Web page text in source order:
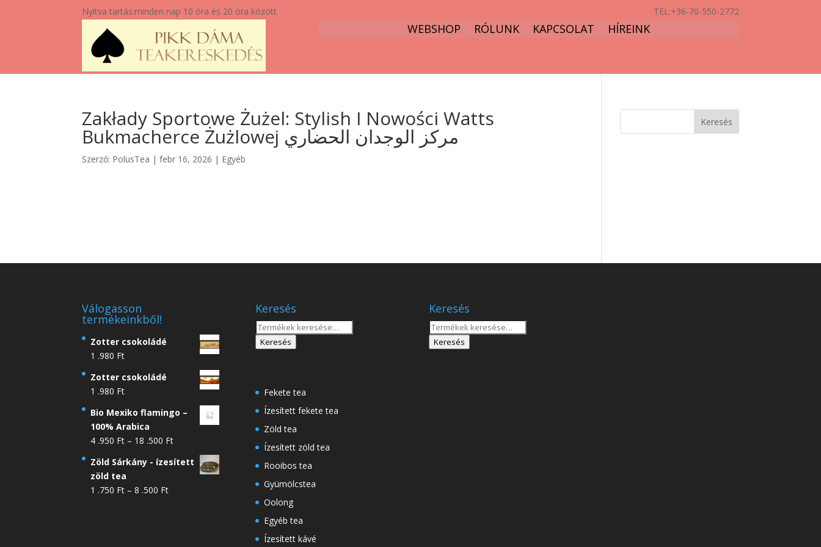
Nyitva tartás:minden nap 10 óra és 20 óra között TEL:+36-70-550-2772
WEBSHOP RÓLUNK KAPCSOLAT HÍREINK
Zakłady Sportowe Żużel: Stylish I Nowości Watts
Bukmacherce Żużlowej مركز الوجدان الحضاري
Szerző: PolusTea |febr 16, 2026 | Egyéb
Válogasson
termékeinkből!
Zotter csokoládé
1 .980 Ft
Zotter csokoládé
1 .980 Ft
Bio Mexiko flamingo –
100% Arabica
4 .950 Ft – 18 .500 FtÁrtartomány:
.950 Ft
Zöld Sárkány - ízesített
zöld tea
1 .750 Ft – 8 .500 FtÁrtartomány:
Keresés
Keresés
Keresés
Fekete tea
Ízesített fekete tea
Zöld tea
Ízesített zöld tea
Rooibos tea
Gyümölcstea
Oolong
Egyéb tea
Ízesített kávé
Keresés
Keresés
Keresés